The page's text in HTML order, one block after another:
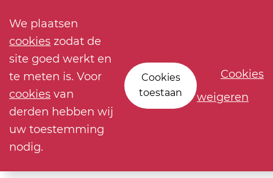
We plaatsen
cookies zodat de
site goed werkt en
te meten is. Voor
cookies van
derden hebben wij
uw toestemming
nodig.
Cookies
toestaan
Cookies
weigeren